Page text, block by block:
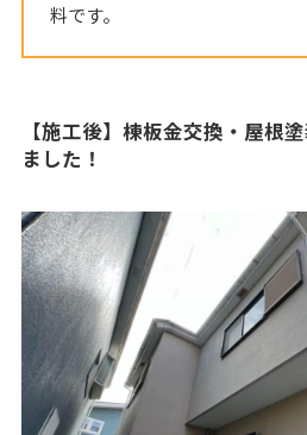
料です。
【施工後】棟板金交換・屋根
ました！